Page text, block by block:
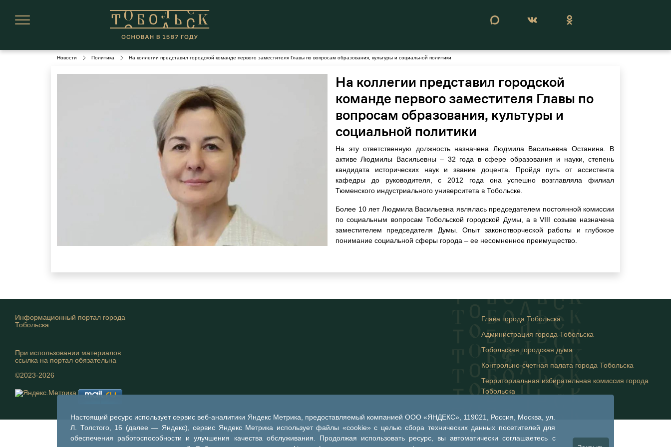
Настоящий ресурс использует сервис веб-аналитики Яндекс Метрика, предоставляемый компанией ООО «ЯНДЕКС», 119021, Россия, Москва, ул.
Л. Толстого, 16 (далее — Яндекс), сервис Яндекс Метрика использует файлы «cookie» с целью сбора технических данных посетителей для
обеспечения работоспособности и улучшения качества обслуживания. Продолжая использовать ресурс, вы автоматически соглашаетесь с
Новости Политика На коллегии представил городской команде первого заместителя Главы по вопросам образования, культуры и социальной политики
На коллегии представил городской
команде первого заместителя Главы по
вопросам образования, культуры и
социальной политики
На эту ответственную должность назначена Людмила Васильевна Останина. В
активе Людмилы Васильевны – 32 года в сфере образования и науки, степень
кандидата исторических наук и звание доцента. Пройдя путь от ассистента
кафедры до руководителя, с 2012 года она успешно возглавляла филиал
Тюменского индустриального университета в Тобольске.
Более 10 лет Людмила Васильевна являлась председателем постоянной комиссии
по социальным вопросам Тобольской городской Думы, а в VIII созыве назначена
заместителем председателя Думы. Опыт законотворческой работы и глубокое
понимание социальной сферы города – ее несомненное преимущество.
Информационный портал города
Тобольска
При использовании материалов
ссылка на портал обязательна
©2023-2026
Глава города Тобольска
Администрация города Тобольска
Тобольская городская дума
Контрольно-счетная палата города Тобольска
Территориальная избирательная комиссия города
Тобольска